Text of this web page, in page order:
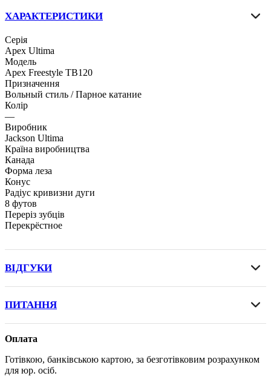
ХАРАКТЕРИСТИКИ
Серія
Apex Ultima
Модель
Apex Freestyle TB120
Призначення
Вольный стиль / Парное катание
Колір
—
Виробник
Jackson Ultima
Країна виробництва
Канада
Форма леза
Конус
Радіус кривизни дуги
8 футов
Переріз зубців
Перекрёстное
ВІДГУКИ
ПИТАННЯ
Оплата
Готівкою, банківською картою, за безготівковим розрахунком
для юр. осіб.